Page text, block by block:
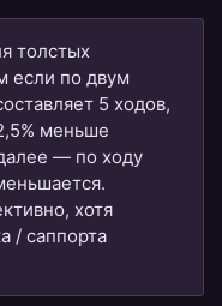
толстых
если по двум
5 ходов,
меньше
— по ходу
хотя
/ саппорта